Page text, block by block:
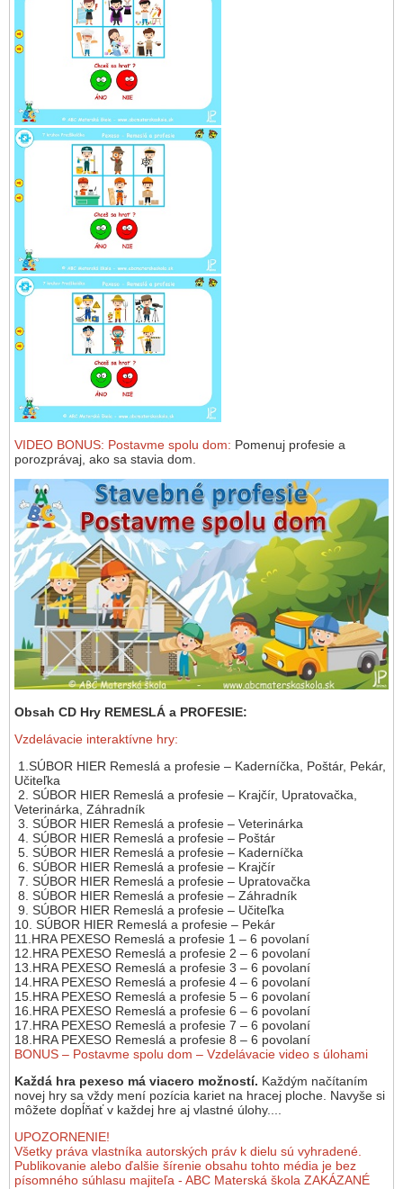
VIDEO BONUS: Postavme spolu dom: Pomenuj profesie a
porozprávaj, ako sa stavia dom.
Obsah CD Hry REMESLÁ a PROFESIE:
Vzdelávacie interaktívne hry:
1.SÚBOR HIER Remeslá a profesie – Kaderníčka, Poštár, Pekár,
Učiteľka
2. SÚBOR HIER Remeslá a profesie – Krajčír, Upratovačka,
Veterinárka, Záhradník
3. SÚBOR HIER Remeslá a profesie – Veterinárka
4. SÚBOR HIER Remeslá a profesie – Poštár
5. SÚBOR HIER Remeslá a profesie – Kaderníčka
6. SÚBOR HIER Remeslá a profesie – Krajčír
7. SÚBOR HIER Remeslá a profesie – Upratovačka
8. SÚBOR HIER Remeslá a profesie – Záhradník
9. SÚBOR HIER Remeslá a profesie – Učiteľka
10. SÚBOR HIER Remeslá a profesie – Pekár
11.HRA PEXESO Remeslá a profesie 1 – 6 povolaní
12.HRA PEXESO Remeslá a profesie 2 – 6 povolaní
13.HRA PEXESO Remeslá a profesie 3 – 6 povolaní
14.HRA PEXESO Remeslá a profesie 4 – 6 povolaní
15.HRA PEXESO Remeslá a profesie 5 – 6 povolaní
16.HRA PEXESO Remeslá a profesie 6 – 6 povolaní
17.HRA PEXESO Remeslá a profesie 7 – 6 povolaní
18.HRA PEXESO Remeslá a profesie 8 – 6 povolaní
BONUS – Postavme spolu dom – Vzdelávacie video s úlohami
Každá hra pexeso má viacero možností. Každým načítaním
novej hry sa vždy mení pozícia kariet na hracej ploche. Navyše si
môžete dopĺňať v každej hre aj vlastné úlohy....
UPOZORNENIE!
Všetky práva vlastníka autorských práv k dielu sú vyhradené.
Publikovanie alebo ďalšie šírenie obsahu tohto média je bez
písomného súhlasu majiteľa - ABC Materská škola ZAKÁZANÉ